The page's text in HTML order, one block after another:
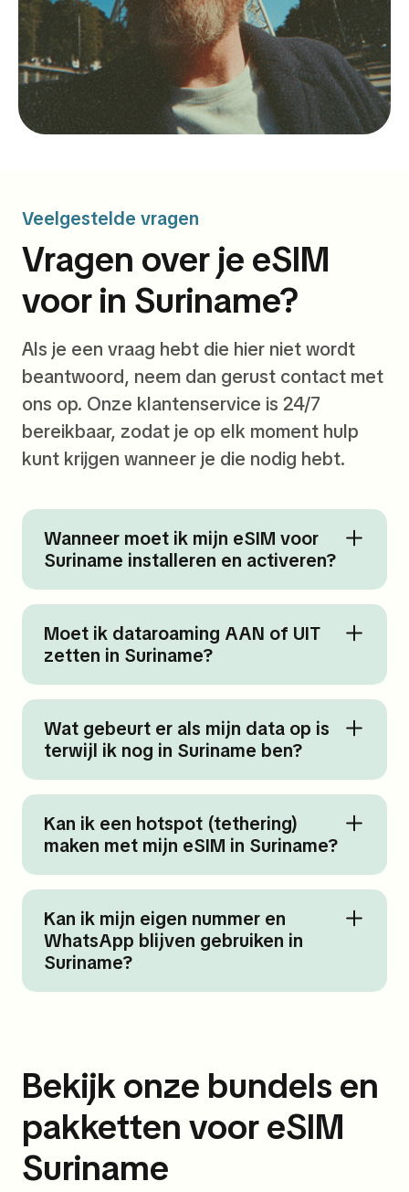
Veelgestelde vragen
Vragen over je eSIM
voor in Suriname?
Als je een vraag hebt die hier niet wordt
beantwoord, neem dan gerust contact met
ons op. Onze klantenservice is 24/7
bereikbaar, zodat je op elk moment hulp
kunt krijgen wanneer je die nodig hebt.
Wanneer moet ik mijn eSIM voor
Suriname installeren en activeren?
Moet ik dataroaming AAN of UIT
zetten in Suriname?
Wat gebeurt er als mijn data op is
terwijl ik nog in Suriname ben?
Kan ik een hotspot (tethering)
maken met mijn eSIM in Suriname?
Kan ik mijn eigen nummer en
WhatsApp blijven gebruiken in
Suriname?
Bekijk onze bundels en
pakketten voor eSIM
Suriname